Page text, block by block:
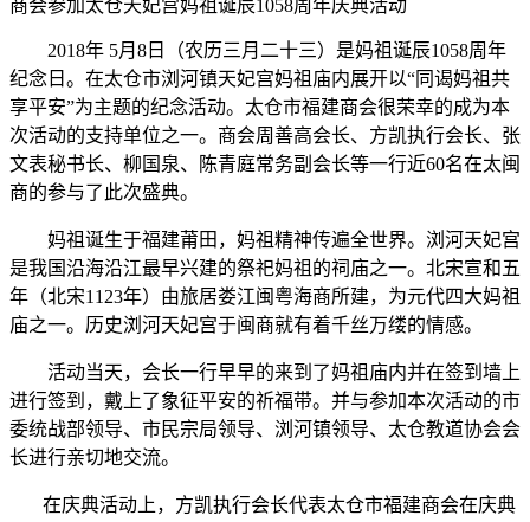
商会参加太仓天妃宫妈祖诞辰1058周年庆典活动
2018年 5月 8 日（农历三月二十三）是妈祖诞辰1058周年
纪念日。在太仓市浏河镇天妃宫妈祖庙内展开以“同谒妈祖共
享平安”为主题的纪念活动。太仓市福建商会很荣幸的成为本
次活动的支持单位之一。商会周善高会长、方凯执行会长、张
文表秘书长、柳国泉、陈青庭常务副会长等一行近60名在太闽
商的参与了此次盛典。
妈祖诞生于福建莆田，妈祖精神传遍全世界。浏河天妃宫
是我国沿海沿江最早兴建的祭祀妈祖的祠庙之一。北宋宣和五
年（北宋1123年）由旅居娄江闽粤海商所建，为元代四大妈祖
庙之一。历史浏河天妃宫于闽商就有着千丝万缕的情感。
活动当天，会长一行早早的来到了妈祖庙内并在签到墙上
进行签到，戴上了象征平安的祈福带。并与参加本次活动的市
委统战部领导、市民宗局领导、浏河镇领导、太仓教道协会会
长进行亲切地交流。
在庆典活动上，方凯执行会长代表太仓市福建商会在庆典